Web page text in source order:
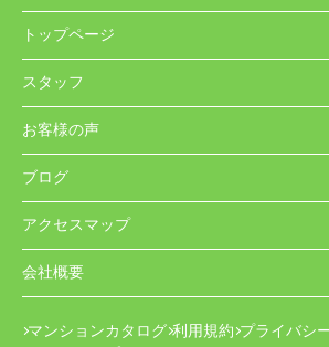
トップページ
スタッフ
お客様の声
ブログ
アクセスマップ
会社概要
マンションカタログ 利用規約 プライバシ